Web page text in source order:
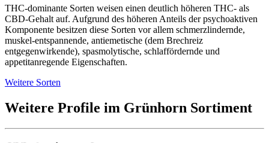
THC-dominante Sorten weisen einen deutlich höheren THC- als
CBD-Gehalt auf. Aufgrund des höheren Anteils der psychoaktiven
Komponente besitzen diese Sorten vor allem schmerzlindernde,
muskel-entspannende, antiemetische (dem Brechreiz
entgegenwirkende), spasmolytische, schlaffördernde und
appetitanregende Eigenschaften.
Weitere Sorten
Weitere Profile im Grünhorn Sortiment